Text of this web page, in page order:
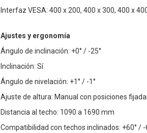
Interfaz VESA: 400 x 200, 400 x 300, 400 x
Ajustes y ergonomía
Ángulo de inclinación: +0° / -25°
Inclinación: Sí
Ángulo de nivelación: +1° / -1°
Ajuste de altura: Manual con posiciones
Distancia al techo: 1090 a 1690 mm
Compatibilidad con techos inclinados: +60° / -